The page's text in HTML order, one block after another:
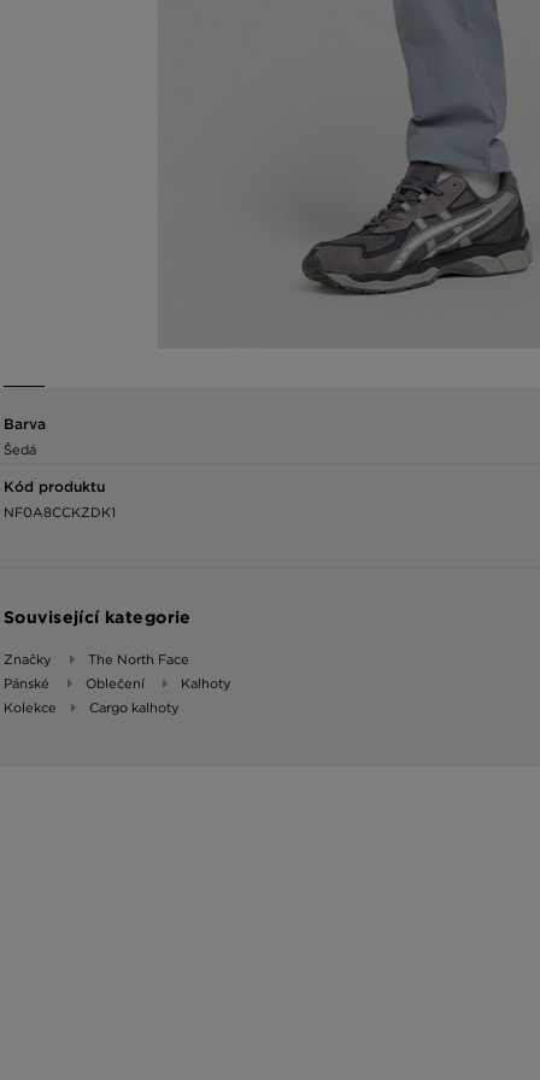
Barva
Šedá
Kód produktu
NF0A8CCKZDK1
Související kategorie
Značky
The North Face
Pánské
Oblečení
Kalhoty
Kolekce
Cargo kalhoty